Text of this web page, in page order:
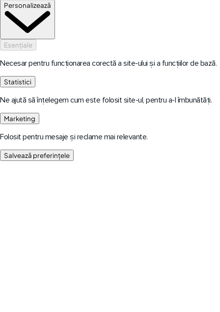
Personalizează
Esențiale
Necesar pentru funcționarea corectă a site-ului și a funcțiilor de bază.
Statistici
Ne ajută să înțelegem cum este folosit site-ul, pentru a-l îmbunătăți.
Marketing
Folosit pentru mesaje și reclame mai relevante.
Salvează preferințele